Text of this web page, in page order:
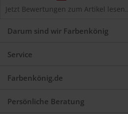
Jetzt Bewertungen zum Artikel
Darum sind wir Farbenkönig
Service
Farbenkönig.de
Persönliche Beratung